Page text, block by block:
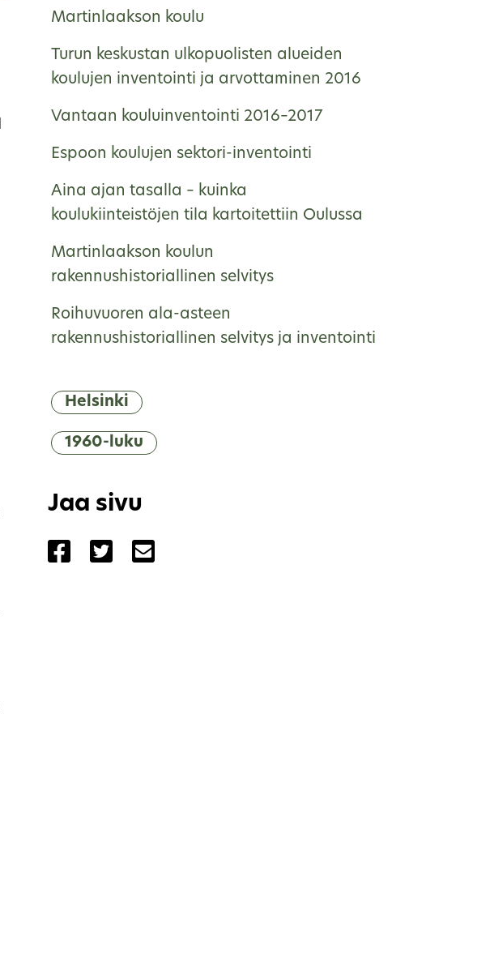
Martinlaakson koulu
Turun keskustan ulkopuolisten alueiden
koulujen inventointi ja arvottaminen 2016
Vantaan kouluinventointi 2016–2017
Espoon koulujen sektori-inventointi
Aina ajan tasalla – kuinka
koulukiinteistöjen tila kartoitettiin Oulussa
Martinlaakson koulun
rakennushistoriallinen selvitys
Roihuvuoren ala-asteen
rakennushistoriallinen selvitys ja inventointi
Helsinki
1960-luku
Jaa sivu
Jaa sivu palvelussa Facebook
Jaa sivu palvelussa Twitter